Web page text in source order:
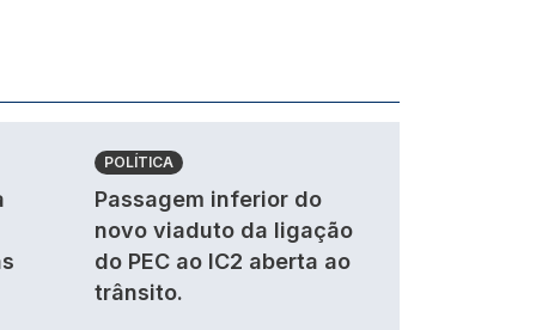
POLÍTICA
Passagem inferior do
novo viaduto da ligação
do PEC ao IC2 aberta ao
trânsito.